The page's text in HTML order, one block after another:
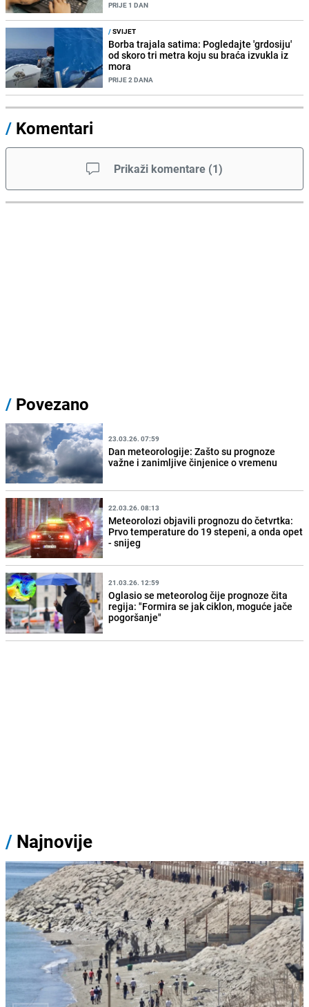
PRIJE 1 DAN
/SVIJET
Borba trajala satima: Pogledajte 'grdosiju'
od skoro tri metra koju su braća izvukla iz
mora
PRIJE 2 DANA
/ Komentari
Prikaži komentare (1)
/ Povezano
23.03.26. 07:59
Dan meteorologije: Zašto su prognoze
važne i zanimljive činjenice o vremenu
22.03.26. 08:13
Meteorolozi objavili prognozu do četvrtka:
Prvo temperature do 19 stepeni, a onda opet
- snijeg
21.03.26. 12:59
Oglasio se meteorolog čije prognoze čita
regija: "Formira se jak ciklon, moguće jače
pogoršanje"
/ Najnovije